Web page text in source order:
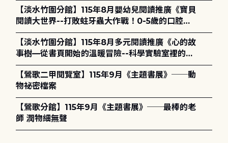
【淡水竹圍分館】115年8月嬰幼兒閱讀推廣《寶貝
閱讀大世界--打敗蛀牙蟲大作戰！0-5歲的口腔照
護全攻略》
【淡水竹圍分館】115年8月多元閱讀推廣《心的故
事樹—從書頁開始的溫暖冒險--科學實驗室裡的放
電章魚》
【鶯歌二甲閱覽室】115年9月《主題書展》──動
物祕密檔案
【鶯歌分館】115年9月《主題書展》──最棒的老
師 潤物細無聲